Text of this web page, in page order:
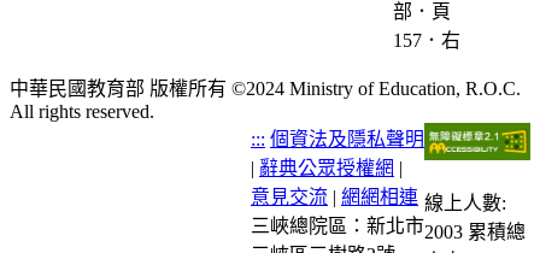
部．頁
157．右
中華民國教育部 版權所有 ©2024 Ministry of Education, R.O.C.
All rights reserved.
::: 個資法及隱私聲明
| 辭典公眾授權網 |
意見交流 | 網網相連
三峽總院區：新北市
線上人數:
2003 累積總